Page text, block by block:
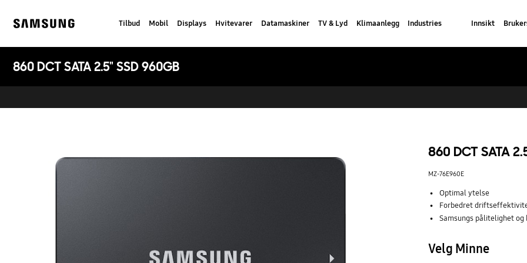
content
Tilbud Mobil Displays Hvitevarer Datamaskiner TV & Lyd Klimaanlegg Industries Innsikt
860 DCT SATA 2.5" SSD 960GB
860 DCT SATA
MZ-76E960E
Optimal ytelse
Forbedret
Samsungs pålitelighet
Velg Minne